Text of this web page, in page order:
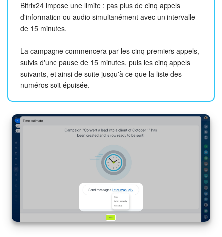
Bitrix24 impose une limite : pas plus de cinq appels
d'information ou audio simultanément avec un intervalle
de 15 minutes.
La campagne commencera par les cinq premiers appels,
suivis d'une pause de 15 minutes, puis les cinq appels
suivants, et ainsi de suite jusqu'à ce que la liste des
numéros soit épuisée.